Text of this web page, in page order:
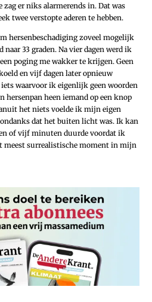
zag er niks alarmerends in. Dat was
twee verstopte aderen te hebben.
hersenbeschadiging zoveel mogelijk
33 graden. Na vier dagen werd ik
poging me wakker te krijgen. Geen
en vijf dagen later opnieuw
iets waarvoor ik eigenlijk geen woorden
hersenpan heen iemand op een knop
het niets voelde ik mijn eigen
dat het buiten licht was. Ik kan
of vijf minuten duurde voordat ik
meest surrealistische moment in mijn